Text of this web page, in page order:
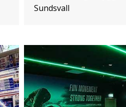
Sundsvall